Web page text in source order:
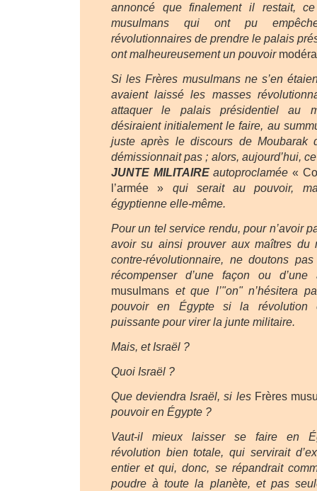
annoncé que finalement il restait,
musulmans qui ont pu
révolutionnaires de prendre le palais
ont malheureusement un pouvoir
Si les Frères musulmans ne s’en
avaient laissé les masses
attaquer le palais présidentiel au
désiraient initialement le faire, au
juste après le discours de Moubarak
démissionnait pas ; alors, aujourd’hui,
JUNTE MILITAIREautoproclamée «
l’armée » qui serait au pouvoir,
égyptienne elle-même.
Pour un tel service rendu, pour n’avoir
avoir su ainsi prouver aux maîtres du
contre-révolutionnaire, ne doutons
récompenser d’une façon ou d’une
musulmans et que l’"on" n’hésitera
pouvoir en Égypte si la révolution
puissante pour virer la junte militaire.
Mais, et Israël ?
Quoi Israël ?
Que deviendra Israël, si lesFrères
pouvoir en Égypte ?
Vaut-il mieux laisser se faire en
révolution bien totale, qui servirait
entier et qui, donc, se répandrait
poudre à toute la planète, et pas